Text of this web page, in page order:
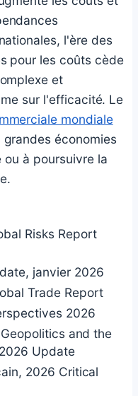
l'ère des
pour les coûts cède
et
sur l'efficacité. Le
mondiale
économies
à poursuivre la
Risks Report
janvier 2026
Trade Report
2026
and the
Update
2026 Critical